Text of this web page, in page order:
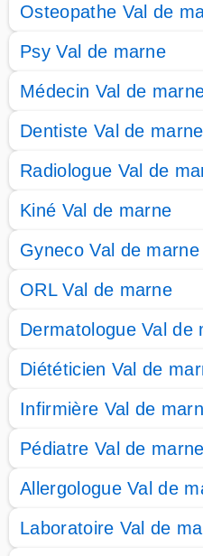
Osteopathe Val de
Psy Val de marne
Médecin Val de
Dentiste Val de marne
Radiologue Val de
Kiné Val de marne
Gyneco Val de marne
ORL Val de marne
Dermatologue Val de
Diététicien Val de
Infirmière Val de
Pédiatre Val de marne
Allergologue Val de
Laboratoire Val de